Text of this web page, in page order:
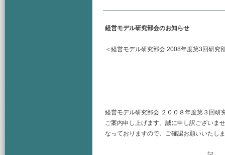
経営モデル研究部会のお知らせ
＜経営モデル研究部会 2008年度第3回研究
経営モデル研究部会 ２００８年度第３回研
ご案内申し上げます。誠に申し訳ございま
なっておりますので、ご確認お願いいたし